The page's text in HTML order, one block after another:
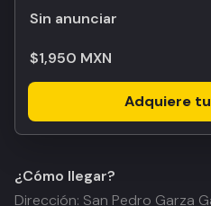
Sin anunciar
$1,950 MXN
Adquiere
¿Cómo llegar?
Dirección: San Pedro Garza